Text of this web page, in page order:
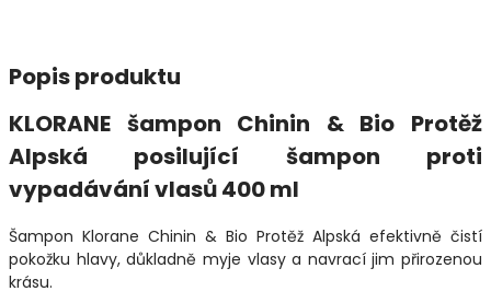
Popis produktu
KLORANE šampon Chinin & Bio Protěž
Alpská posilující šampon proti
vypadávání vlasů 400 ml
Šampon Klorane Chinin & Bio Protěž Alpská efektivně čistí
pokožku hlavy, důkladně myje vlasy a navrací jim přirozenou
krásu.